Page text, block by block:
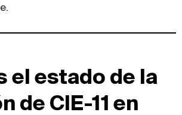
el estado de la
de CIE-11 en